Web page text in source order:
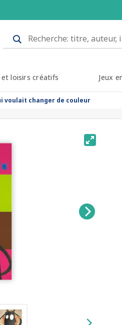
loisirs créatifs Jeux
voulait changer de couleur